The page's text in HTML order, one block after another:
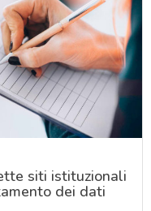
siti istituzionali
dei dati